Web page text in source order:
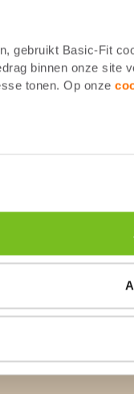
gebruikt Basic-Fit
binnen onze site
tonen. Op onze